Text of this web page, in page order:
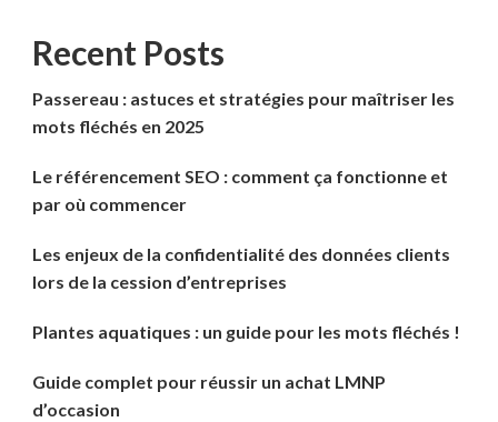
Recent Posts
Passereau : astuces et stratégies pour maîtriser les
mots fléchés en 2025
Le référencement SEO : comment ça fonctionne et
par où commencer
Les enjeux de la confidentialité des données clients
lors de la cession d’entreprises
Plantes aquatiques : un guide pour les mots fléchés !
Guide complet pour réussir un achat LMNP
d’occasion